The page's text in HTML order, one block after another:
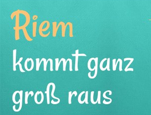
Riem
kommt ganz
groß raus